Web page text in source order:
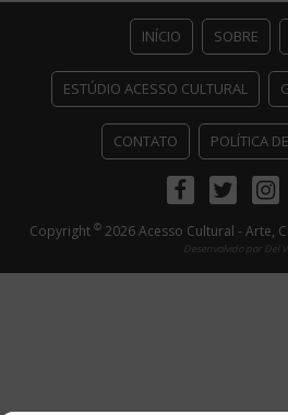
INÍCIO SOBRE
ESTÚDIO ACESSO CULTURAL
CONTATO POLÍTICA
FacebookTwitter
Copyright ©2026 Acesso Cultural - Arte,
Desenvolvido por Del